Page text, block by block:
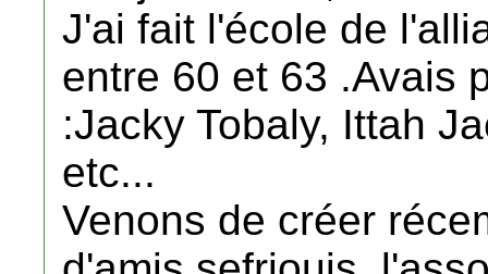
J'ai fait l'école de
entre 60 et 63 .Avais
:Jacky Tobaly, Ittah
etc...
Venons de créer